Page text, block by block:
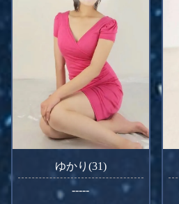
ゆかり(31)
-----